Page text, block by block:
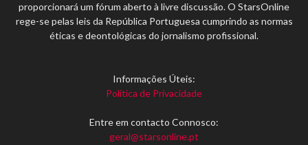
proporcionará um fórum aberto à livre discussão. O StarsOnline
rege-se pelas leis da República Portuguesa cumprindo as normas
éticas e deontológicas do jornalismo profissional.
Informações Úteis:
Política de Privacidade
Entre em contacto Connosco:
geral@starsonline.pt